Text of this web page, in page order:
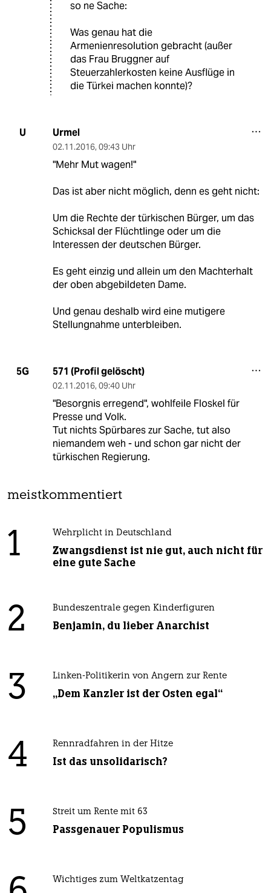
so ne Sache:
Was genau hat die
Armenienresolution gebracht (außer
das Frau Bruggner auf
Steuerzahlerkosten keine Ausflüge in
die Türkei machen konnte)?
U Urmel
02.11.2016, 09:43 Uhr
"Mehr Mut wagen!"
Das ist aber nicht möglich, denn es geht nicht:
Um die Rechte der türkischen Bürger, um das
Schicksal der Flüchtlinge oder um die
Interessen der deutschen Bürger.
Es geht einzig und allein um den Machterhalt
der oben abgebildeten Dame.
Und genau deshalb wird eine mutigere
Stellungnahme unterbleiben.
5G 571 (Profil gelöscht)
02.11.2016, 09:40 Uhr
"Besorgnis erregend", wohlfeile Floskel für
Presse und Volk.
Tut nichts Spürbares zur Sache, tut also
niemandem weh - und schon gar nicht der
türkischen Regierung.
meistkommentiert
1 Wehrplicht in Deutschland
Zwangsdienst ist nie gut, auch nicht für
eine gute Sache
2 Bundeszentrale gegen Kinderfiguren
Benjamin, du lieber Anarchist
3 Linken-Politikerin von Angern zur Rente
„Dem Kanzler ist der Osten egal“
4 Rennradfahren in der Hitze
Ist das unsolidarisch?
5 Streit um Rente mit 63
Passgenauer Populismus
Wichtiges zum Weltkatzentag